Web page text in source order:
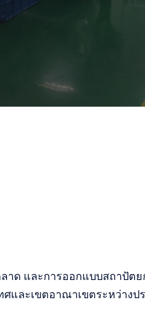
ลาด และการออกแบบสถาปั
และเขตอาณาเขตระหว่างป